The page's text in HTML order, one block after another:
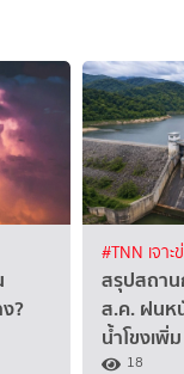
?
#TNN เจาะ
สรุปสถาน
ส.ค. ฝนห
น้ำโขงเพิ่ม
18